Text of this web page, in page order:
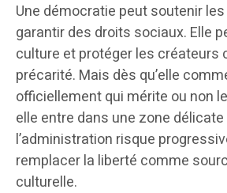
Une démocratie peut soutenir
garantir des droits sociaux. Elle
culture et protéger les créateurs
précarité. Mais dès qu’elle
officiellement qui mérite ou non
elle entre dans une zone délicate
l’administration risque
remplacer la liberté comme
culturelle.